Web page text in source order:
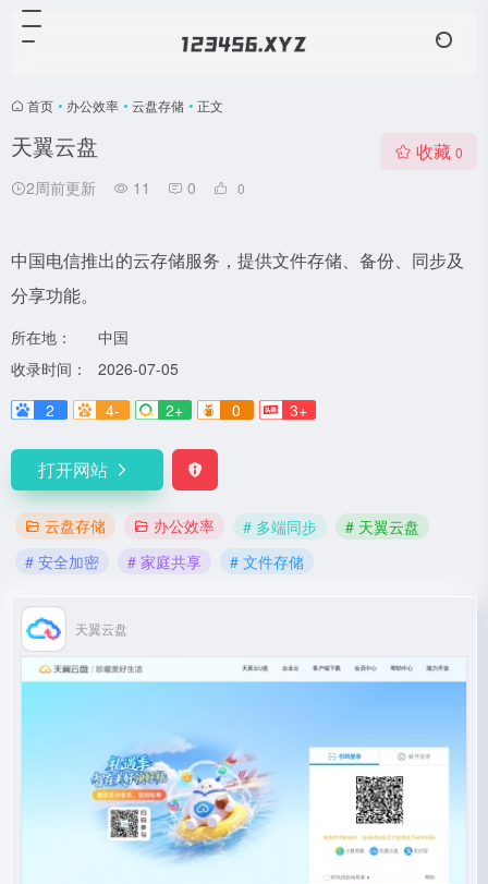
首页 • 办公效率 • 云盘存储 • 正文
天翼云盘
2周前更新 11 0 0
收藏 0
中国电信推出的云存储服务，提供文件存储、备份、同步及
分享功能。
所在地：
中国
收录时间：
2026-07-05
2
4- 2+ 0 3+
打开网站
云盘存储 办公效率 # 多端同步
# 天翼云盘
# 安全加密
# 家庭共享 # 文件存储
天翼云盘